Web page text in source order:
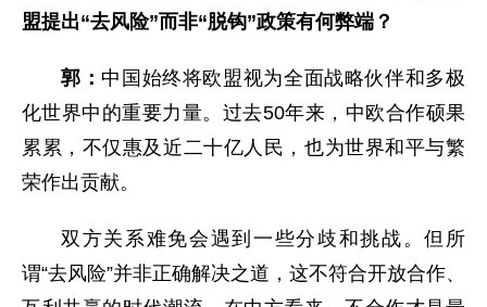
盟提出“去风险”而非“脱钩”政策有何弊端？
郭： 中国始终将欧盟视为全面战略伙伴和多极
化世界中的重要力量。过去50年来，中欧合作硕果
累累，不仅惠及近二十亿人民，也为世界和平与繁
荣作出贡献。
双方关系难免会遇到一些分歧和挑战。但所
谓“去风险”并非正确解决之道，这不符合开放合作、